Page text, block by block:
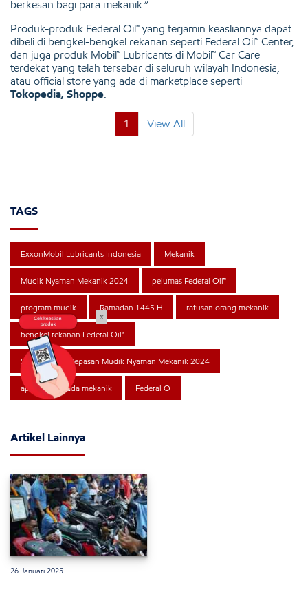
berkesan bagi para mekanik.”
Produk-produk Federal Oil™ yang terjamin keasliannya dapat
dibeli di bengkel-bengkel rekanan seperti Federal Oil™ Center,
dan juga produk Mobil™ Lubricants di Mobil™ Car Care
terdekat yang telah tersebar di seluruh wilayah Indonesia,
atau official store yang ada di marketplace seperti
Tokopedia, Shoppe
1 View All
TAGS
ExxonMobil Lubricants Indonesia Mekanik
Mudik Nyaman Mekanik 2024 pelumas Federal Oil™
program mudik Ramadan 1445 H ratusan orang mekanik
bengkel rekanan Federal Oil™
Seremonial pelepasan Mudik Nyaman Mekanik 2024
apresiasi kepada mekanik Federal O
Artikel Lainnya
26 Januari 2025
x